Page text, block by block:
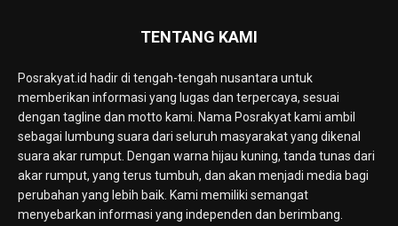
TENTANG KAMI
Posrakyat.id hadir di tengah-tengah nusantara untuk
memberikan informasi yang lugas dan terpercaya, sesuai
dengan tagline dan motto kami. Nama Posrakyat kami ambil
sebagai lumbung suara dari seluruh masyarakat yang dikenal
suara akar rumput. Dengan warna hijau kuning, tanda tunas dari
akar rumput, yang terus tumbuh, dan akan menjadi media bagi
perubahan yang lebih baik. Kami memiliki semangat
menyebarkan informasi yang independen dan berimbang.